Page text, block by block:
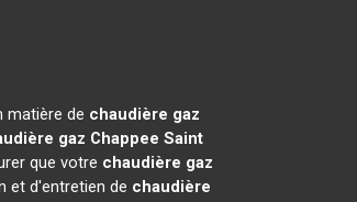
matière de chaudière gaz
gaz Chappee Saint
que votre chaudière gaz
et d'entretien de chaudière